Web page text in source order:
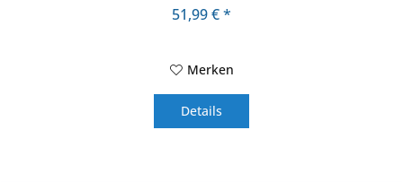
51,99 € *
Merken
Details